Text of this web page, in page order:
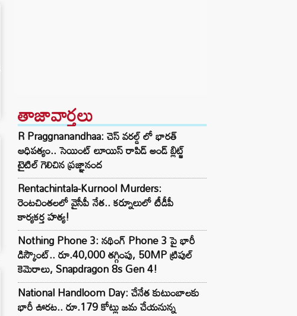
తాజావార్తలు
R Praggnanandhaa: చెస్ వరల్డ్ లో భారత్
ఆధిపత్యం.. సెయింట్ లూయిస్ రాపిడ్ అండ్ బ్లిట్జ్
టైటిల్ గెలిచిన ప్రజ్ఞానంద
Rentachintala-Kurnool Murders:
రెంటచింతలలో వైసీపీ నేత.. కర్నూలులో టీడీపీ
కార్యకర్త హత్య!
Nothing Phone 3: నథింగ్ Phone 3 పై భారీ
డిస్కౌంట్.. రూ.40,000 తగ్గింపు, 50MP ట్రిపుల్
కెమెరాలు, Snapdragon 8s Gen 4!
National Handloom Day: చేనేత కుటుంబాలకు
భారీ ఊరట.. రూ.179 కోట్లు జమ చేయనున్న